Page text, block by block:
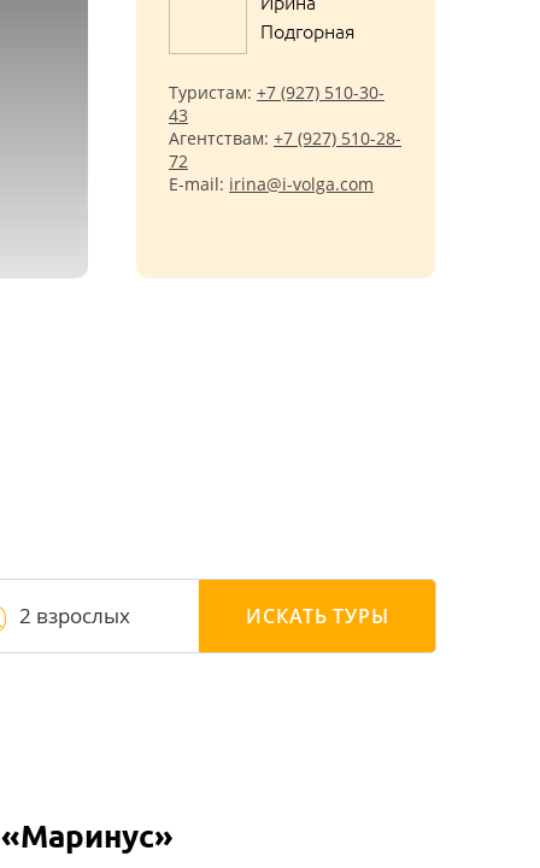
Подгорная
Туристам: +7 (927) 510-30-
43
Агентствам: +7 (927) 510-28-
72
E-mail: irina@i-volga.com
2 взрослых ИСКАТЬ ТУРЫ
«Маринус»